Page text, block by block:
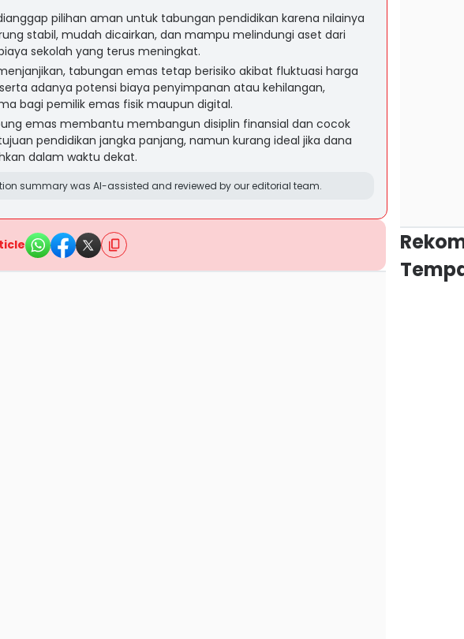
pilihan aman untuk tabungan pendidikan karena nilainya
stabil, mudah dicairkan, dan mampu melindungi aset dari
sekolah yang terus meningkat.
tabungan emas tetap berisiko akibat fluktuasi harga
adanya potensi biaya penyimpanan atau kehilangan,
bagi pemilik emas fisik maupun digital.
emas membantu membangun disiplin finansial dan cocok
pendidikan jangka panjang, namun kurang ideal jika dana
dalam waktu dekat.
summary was AI-assisted and reviewed by our editorial team.